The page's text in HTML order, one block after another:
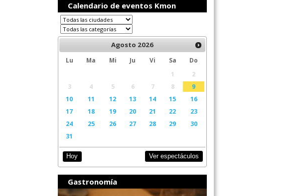
Calendario de eventos Kmon
Agosto 2026
Lu Ma Mi Ju Vi Sa
Do
1
2
3
4 5 6 7 8
9
10
11 12 13 14 15
16
17
18 19 20 21 22
23
24
25 26 27 28 29
30
31
Hoy Ver espectáculos
Gastronomía